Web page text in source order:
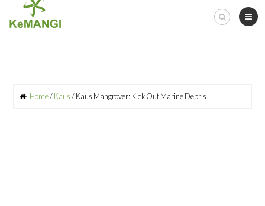
content
Home/Kaus/ Kaus Mangrover: Kick Out Marine Debris